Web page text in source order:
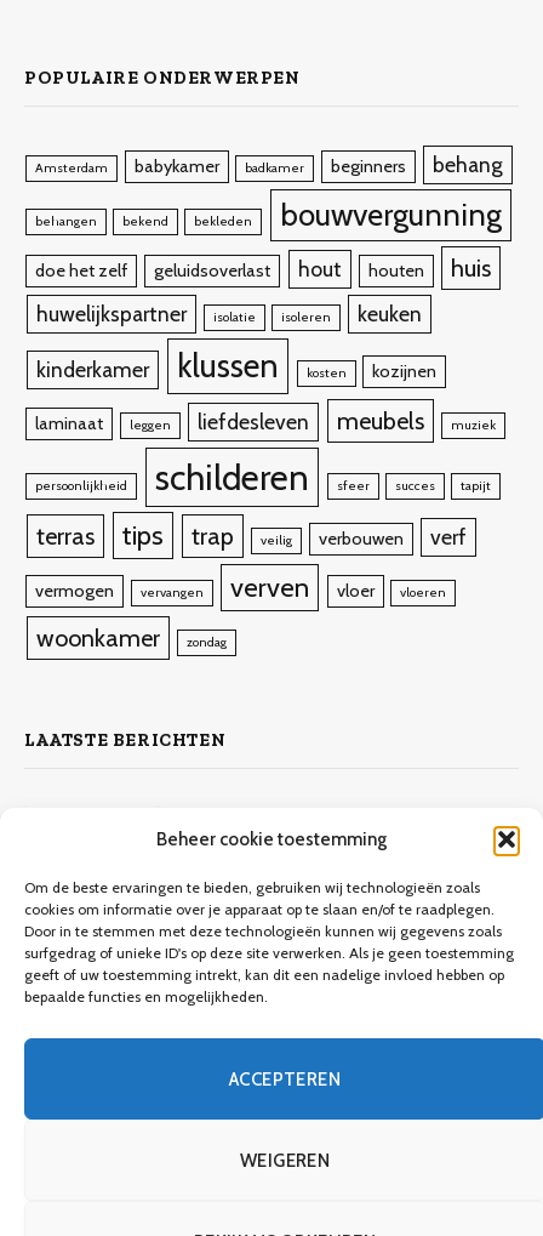
Beheer cookie toestemming
Om de beste ervaringen te bieden, gebruiken wij technologieën zoals
cookies om informatie over je apparaat op te slaan en/of te raadplegen.
Door in te stemmen met deze technologieën kunnen wij gegevens zoals
surfgedrag of unieke ID's op deze site verwerken. Als je geen toestemming
geeft of uw toestemming intrekt, kan dit een nadelige invloed hebben op
bepaalde functies en mogelijkheden.
ACCEPTEREN
WEIGEREN
POPULAIRE ONDERWERPEN
Amsterdam babykamer badkamer beginners behang
behangen bekend bekleden bouwvergunning
doe het zelf geluidsoverlast hout houten huis
huwelijkspartner isolatie isoleren keuken
kinderkamer klussen kosten kozijnen
laminaat leggen liefdesleven meubels muziek
persoonlijkheid schilderen sfeer succes tapijt
terras tips trap veilig verbouwen verf
vermogen vervangen verven vloer vloeren
woonkamer zondag
LAATSTE BERICHTEN
Keuken verbouwen op een budget
9 december 2023 9.706Views
Een gids voor meubels verven